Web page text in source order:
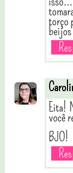
torço
beijos
Eita!
você
BJO!